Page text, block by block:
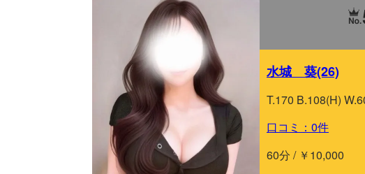
水城 葵(26)
T.170 B.108(H)
口コミ：0件
60分 / ￥10,000